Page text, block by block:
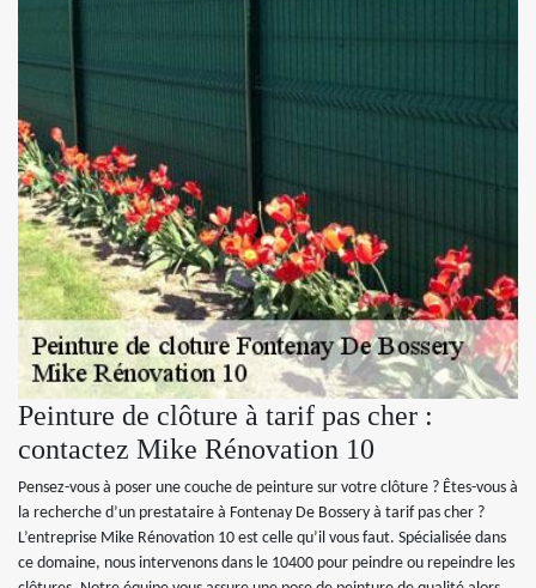
Peinture de clôture à tarif pas cher :
contactez Mike Rénovation 10
Pensez-vous à poser une couche de peinture sur votre clôture ? Êtes-vous à
la recherche d’un prestataire à Fontenay De Bossery à tarif pas cher ?
L’entreprise Mike Rénovation 10 est celle qu’il vous faut. Spécialisée dans
ce domaine, nous intervenons dans le 10400 pour peindre ou repeindre les